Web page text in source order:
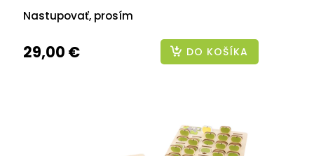
Nastupovať, prosím
29,00 € DO KOŠÍKA